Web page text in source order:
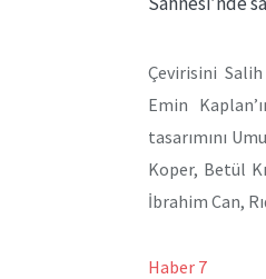
Çevirisini
Emin
tasarımını
Koper, Betül
İbrahim Can,
Haber 7